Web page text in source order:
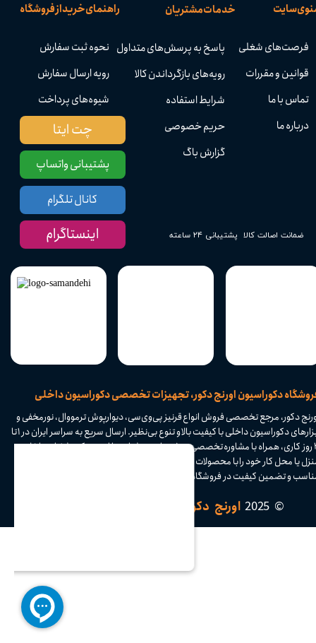
دکوراسیون اورنج دکور، تجهیزات تخصصی دکوراسیون داخلی
پشتیبانی ۲۴ ساعته ضمانت اصالت کالا
راهنمای خرید از فروشگاه
نحوه ثبت سفارش
رویه ارسال سفارش
شیوه‌های پرداخت
خدمات مشتریان
پاسخ به پرسش‌های متداول
رویه‌های بازگرداندن کالا
شرایط استفاده
حریم خصوصی
گزارش باگ
سایت
فرصت‌های شغلی
قوانین و مقررات
تماس با ما
درباره ما
دکور، مرجع تخصصی فروش انواع قرنیز پی‌وی‌سی، دیوارپوش ترمووال، نورمخفی و
ابزارهای دکوراسیون داخلی با کیفیت بالا و تنوع بی‌نظیر. ارسال سریع به سراسر ایران در ۱ تا
۴ روز کاری، همراه با مشاوره تخصصی و پشتیبانی حرفه‌ای. با اورنج دکور، فضای داخلی
یا محل کار خود را با محصولات مدرن و کاربردی متحول کنید. خرید آسان، قیمت
و تضمین کیفیت در فروشگاه اینترنتی اورنج دکور.​​​​​​​
© 2025 اورنج دکور
پشتیبانی واتساپ
چت ایتا
کانال تلگرام
اینستاگرام